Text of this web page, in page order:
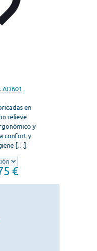
AD601
en
relieve
y
confort y
[…]
€